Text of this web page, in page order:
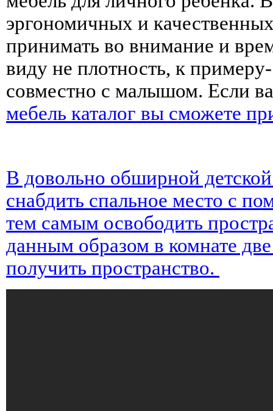
эргономичных и
принимать во внимание и
виду не плотность, к
совместно с малышом. Если
мебель каталог вы сможете
В довольно обширной
снабдить спальное место с
тем самым освободить
данным образом в комнате
получить пространство.